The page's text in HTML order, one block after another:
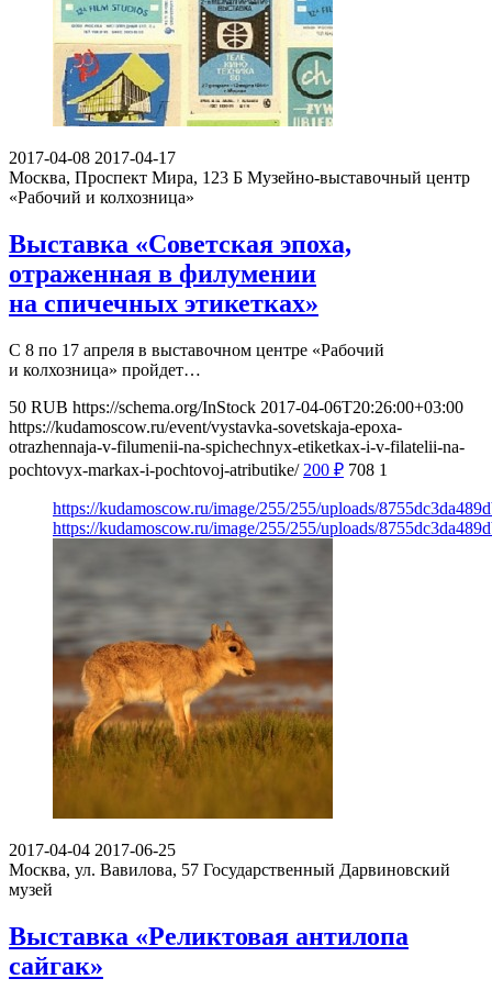
2017-04-08 2017-04-17
Москва, Проспект Мира, 123 Б Музейно-выставочный центр
«Рабочий и колхозница»
Выставка «Советская эпоха,
отраженная в филумении
на спичечных этикетках»
С 8 по 17 апреля в выставочном центре «Рабочий
и колхозница» пройдет…
50 RUB https://schema.org/InStock 2017-04-06T20:26:00+03:00
https://kudamoscow.ru/event/vystavka-sovetskaja-epoxa-
otrazhennaja-v-filumenii-na-spichechnyx-etiketkax-i-v-filatelii-na-
pochtovyx-markax-i-pochtovoj-atributike/ 200 ₽ 708 1
https://kudamoscow.ru/image/255/255/uploads/
https://kudamoscow.ru/image/255/255/uploads/
2017-04-04 2017-06-25
Москва, ул. Вавилова, 57 Государственный Дарвиновский
музей
Выставка «Реликтовая антилопа
сайгак»